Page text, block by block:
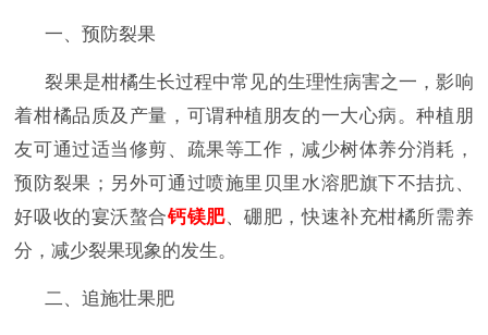
一、预防裂果
裂果是柑橘生长过程中常见的生理性病害之一，影响
着柑橘品质及产量，可谓种植朋友的一大心病。种植朋
友可通过适当修剪、疏果等工作，减少树体养分消耗，
预防裂果；另外可通过喷施里贝里水溶肥旗下不拮抗、
好吸收的宴沃螯合钙镁肥、硼肥，快速补充柑橘所需养
分，减少裂果现象的发生。
二、追施壮果肥